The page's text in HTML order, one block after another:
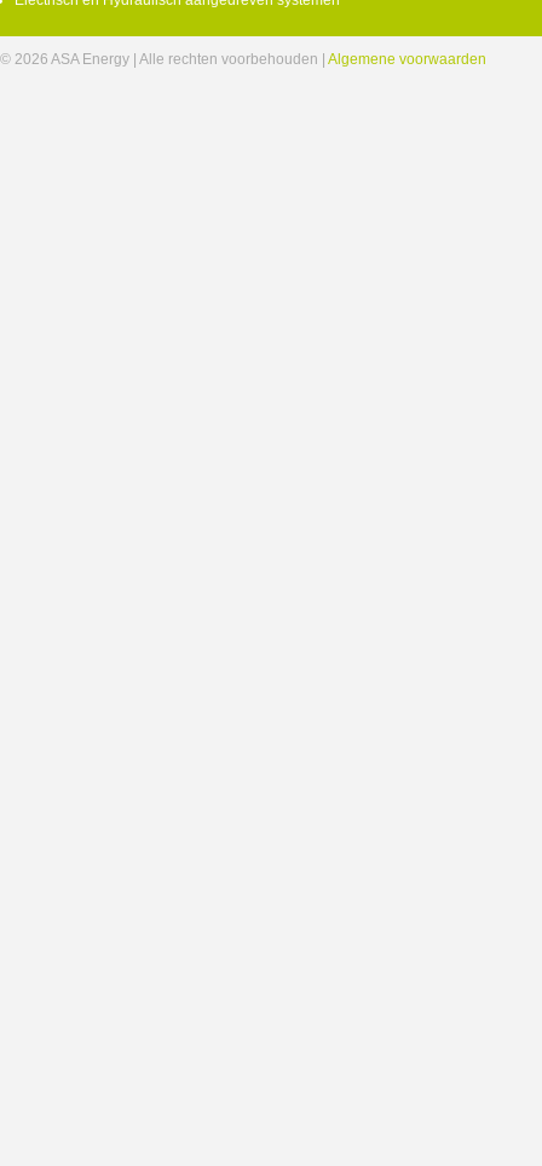
© 2026 ASA Energy | Alle rechten voorbehouden | Algemene voorwaarden